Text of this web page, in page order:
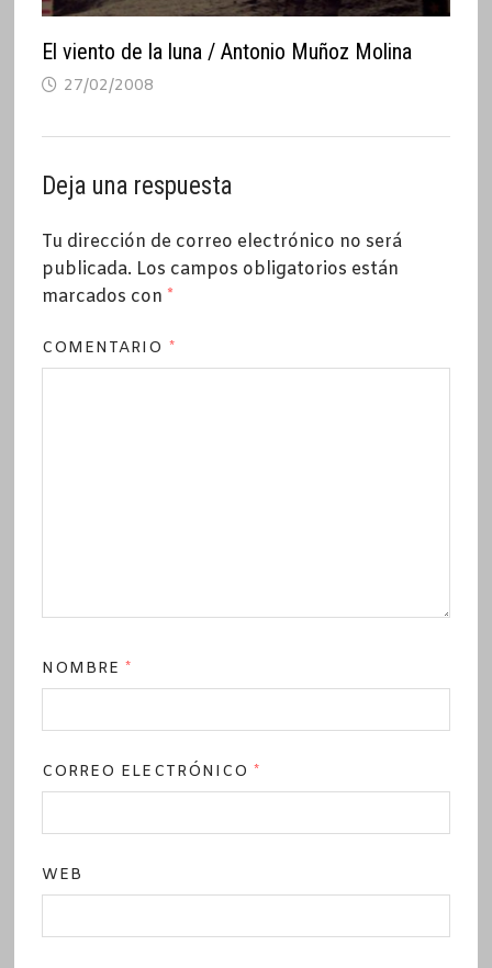
El viento de la luna / Antonio Muñoz Molina
27/02/2008
Deja una respuesta
Tu dirección de correo electrónico no será
publicada. Los campos obligatorios están
marcados con *
COMENTARIO *
NOMBRE*
CORREO ELECTRÓNICO*
WEB